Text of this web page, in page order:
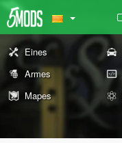
Eines
Armes
Mapes